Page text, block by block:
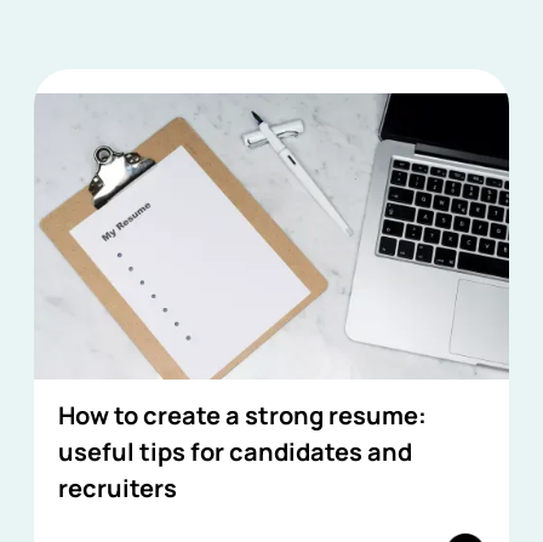
How to create a strong resume:
useful tips for candidates and
recruiters